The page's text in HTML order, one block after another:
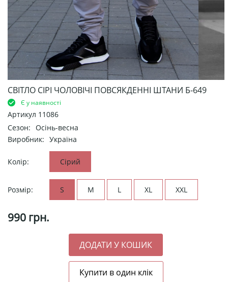
СВІТЛО СІРІ ЧОЛОВІЧІ ПОВСЯКДЕННІ ШТАНИ Б-649
Є у наявності
Артикул 11086
Сезон: Осінь-весна
Виробник: Україна
Колір: Сірий
Розмір: S M L XL XXL
990 грн.